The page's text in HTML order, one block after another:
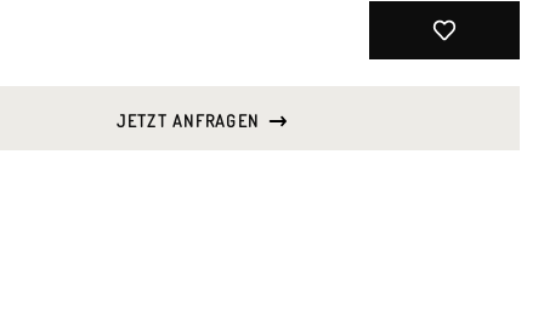
JETZT ANFRAGEN